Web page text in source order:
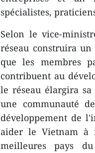
spécialistes,
Selon le vice-
réseau construira
que les membres
contribuent au
le réseau élargira
une communauté
développement de
aider le Vietnam à
meilleures pays